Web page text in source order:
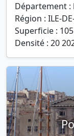
Département :
Région : ILE-
Superficie :
Densité : 20